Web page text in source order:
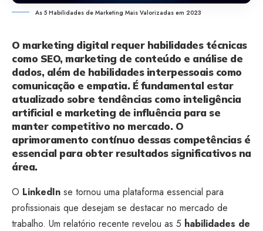
As 5 Habilidades de Marketing Mais Valorizadas em 2023
O marketing digital requer habilidades técnicas
como SEO, marketing de conteúdo e análise de
dados, além de habilidades interpessoais como
comunicação e empatia. É fundamental estar
atualizado sobre tendências como inteligência
artificial e marketing de influência para se
manter competitivo no mercado. O
aprimoramento contínuo dessas competências é
essencial para obter resultados significativos na
área.
O LinkedIn se tornou uma plataforma essencial para
profissionais que desejam se destacar no mercado de
trabalho. Um relatório recente revelou as 5 habilidades de